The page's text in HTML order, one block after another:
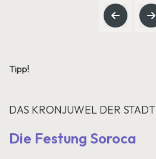
Tipp!
DAS KRONJUWEL DER STADT
Die Festung Soroca